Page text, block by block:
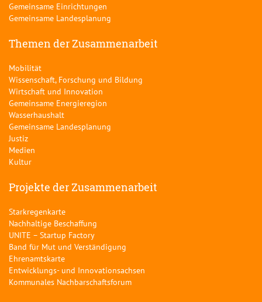
Gemeinsame Einrichtungen
Gemeinsame Landesplanung
Themen der Zusammenarbeit
Mobilität
Wissenschaft, Forschung und Bildung
Wirtschaft und Innovation
Gemeinsame Energieregion
Wasserhaushalt
Gemeinsame Landesplanung
Justiz
Medien
Kultur
Projekte der Zusammenarbeit
Starkregenkarte
Nachhaltige Beschaffung
UNITE – Startup Factory
Band für Mut und Verständigung
Ehrenamtskarte
Entwicklungs- und Innovationsachsen
Kommunales Nachbarschaftsforum